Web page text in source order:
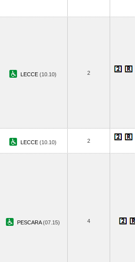
LECCE (10.10) 2
LECCE (10.10) 2
PESCARA(07.15) 4